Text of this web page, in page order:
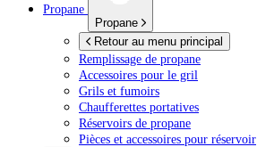
Propane
Propane
Retour au menu principal
Remplissage de propane
Accessoires pour le gril
Grils et fumoirs
Chaufferettes portatives
Réservoirs de propane
Pièces et accessoires pour réservoir